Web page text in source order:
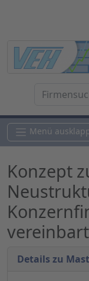
Menü
Konzept
vereinbart
Details zu